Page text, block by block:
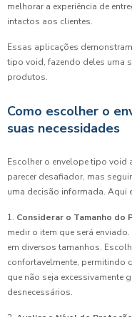
melhorar a experiência de
intactos aos clientes.
Essas aplicações
tipo void, fazendo deles uma
produtos.
Como escolher o
suas necessidades
Escolher o envelope tipo
parecer desafiador, mas
uma decisão informada. Aqui
1. Considerar o Tamanho do
medir o item que será
em diversos tamanhos.
confortavelmente, permitindo
que não seja excessivamente
desnecessários.